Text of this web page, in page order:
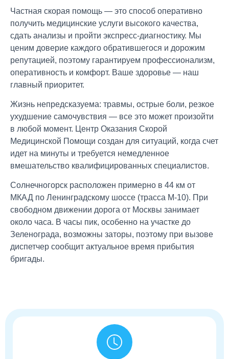
Частная скорая помощь — это способ оперативно
получить медицинские услуги высокого качества,
сдать анализы и пройти экспресс-диагностику. Мы
ценим доверие каждого обратившегося и дорожим
репутацией, поэтому гарантируем профессионализм,
оперативность и комфорт. Ваше здоровье — наш
главный приоритет.
Жизнь непредсказуема: травмы, острые боли, резкое
ухудшение самочувствия — все это может произойти
в любой момент. Центр Оказания Скорой
Медицинской Помощи создан для ситуаций, когда счет
идет на минуты и требуется немедленное
вмешательство квалифицированных специалистов.
Солнечногорск расположен примерно в 44 км от
МКАД по Ленинградскому шоссе (трасса М-10). При
свободном движении дорога от Москвы занимает
около часа. В часы пик, особенно на участке до
Зеленограда, возможны заторы, поэтому при вызове
диспетчер сообщит актуальное время прибытия
бригады.